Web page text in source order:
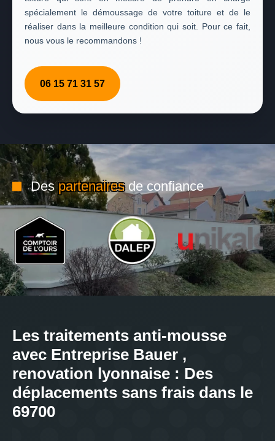
spécialement le démoussage de votre toiture et de le
réaliser dans la meilleure condition qui soit. Pour ce fait,
nous vous le recommandons !
06 15 71 31 57
Despartenairesde confiance
Les traitements anti-mousse
avec Entreprise Bauer ,
renovation lyonnaise : Des
déplacements sans frais dans le
69700